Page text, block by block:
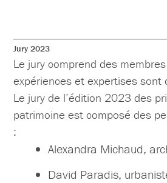
Jury 2023
Le jury comprend des
expériences et expertises sont
Le jury de l’édition 2023 des
patrimoine est composé des
:
Alexandra Michaud,
David Paradis,